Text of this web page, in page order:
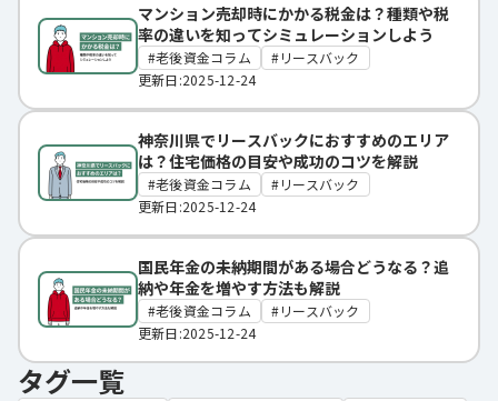
マンション売却時にかかる税金は？種類や税
率の違いを知ってシミュレーションしよう
老後資金コラム
リースバック
更新日:2025-12-24
神奈川県でリースバックにおすすめのエリア
は？住宅価格の目安や成功のコツを解説
老後資金コラム
リースバック
更新日:2025-12-24
国民年金の未納期間がある場合どうなる？追
納や年金を増やす方法も解説
老後資金コラム
リースバック
更新日:2025-12-24
タグ一覧